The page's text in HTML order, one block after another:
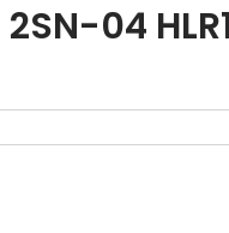
2SN-04